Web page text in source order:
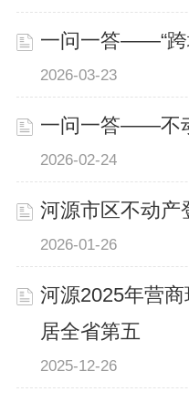
一问一答——“跨
2026-03-23
一问一答——不
2026-02-24
河源市区不动产
2026-01-26
河源2025年营
居全省第五
2025-12-26